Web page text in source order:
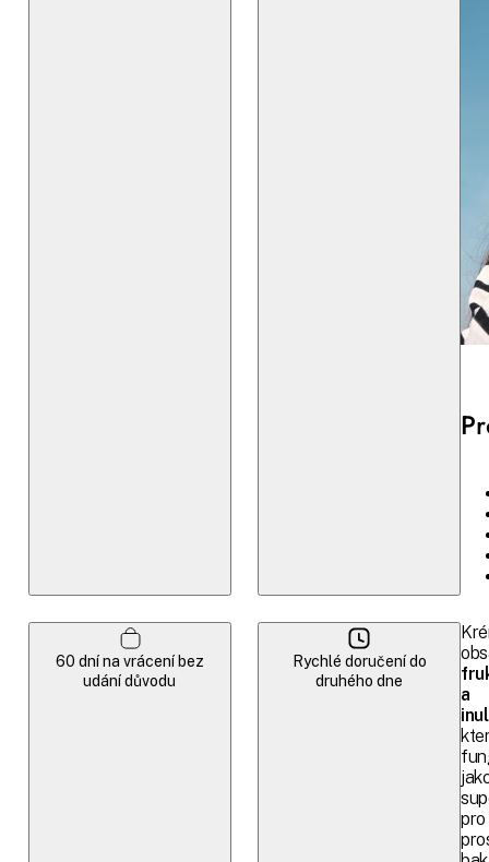
60 dní na vrácení bez
udání důvodu
Rychlé doručení do
druhého dne
a
pro